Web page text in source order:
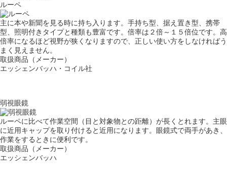
ルーペ
主に本や新聞を見る時に持ち入ります。手持ち型、据え置き型、携帯
型、照明付きタイプと種類も豊富です。倍率は２倍～１５倍位です。高
倍率になるほど視野が狭くなりますので、正しい使い方をしなければう
まく見えません。
取扱商品（メーカー）
エッシェンバッハ・コイル社
弱視眼鏡
ルーペに比べて作業空間（目と対象物との距離）が長くとれます。主眼
に近用キャップを取り付けると近用になります。眼鏡式で両手があき、
作業をするときに便利です。
取扱商品（メーカー）
エッシェンバッハ